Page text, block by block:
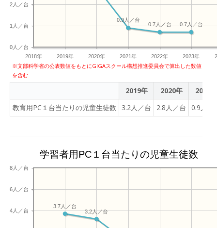
2018年 2019年 2020年 2021年 2022年 2023年
0人／台
1人／台
2人／台
0.7人／台
0.7人／台
0.9人／台
※文部科学省の公表数値をもとにGIGAスクール構想推進委員会で算出した数値
を含む
2019年 2020年
2021年
教育用PC１台当たりの児童生徒数
3.2人／台 2.8人／台 0.9人／
学習者用PC１台当たりの児童生徒数
4人／台
6人／台
8人／台
3.2人／台
3.7人／台